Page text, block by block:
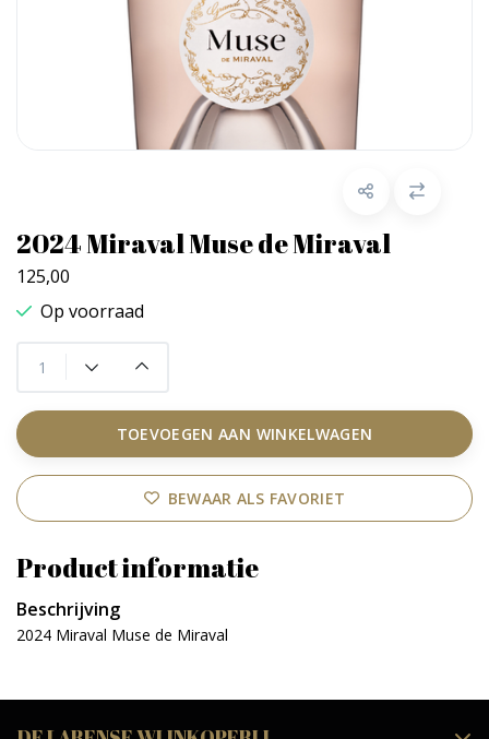
2024 Miraval Muse de Miraval
125,00
Op voorraad
TOEVOEGEN AAN WINKELWAGEN
BEWAAR ALS FAVORIET
Product informatie
Beschrijving
2024 Miraval Muse de Miraval